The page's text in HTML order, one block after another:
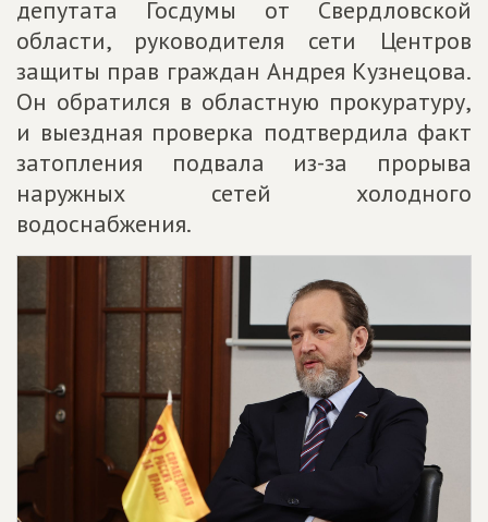
депутата Госдумы от Свердловской
области, руководителя сети Центров
защиты прав граждан Андрея Кузнецова.
Он обратился в областную прокуратуру,
и выездная проверка подтвердила факт
затопления подвала из-за прорыва
наружных сетей холодного
водоснабжения.